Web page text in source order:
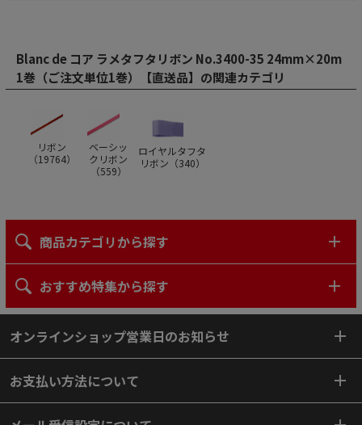
Blanc de コア ラメタフタリボン No.3400-35 24mm×20m
1巻（ご注文単位1巻）【直送品】の関連カテゴリ
リボン
（19764）
ベーシッ
クリボン
（559）
ロイヤルタフタ
リボン（340）
商品カテゴリから探す
おすすめ特集から探す
オンラインショップ営業日のお知らせ
お支払い方法について